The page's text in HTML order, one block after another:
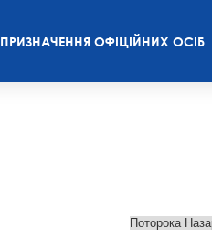
ПРИЗНАЧЕННЯ ОФІЦІЙНИХ ОСІБ